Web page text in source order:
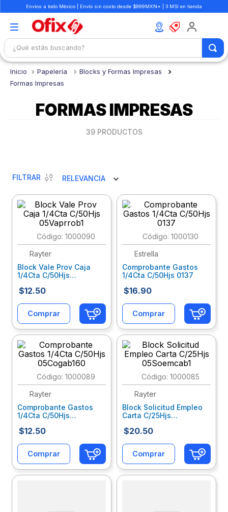
Envíos a todo México | Envío sin costo desde $999MXN* | 3 MSI en tienda
¿Qué estás buscando?
Papelería
Blocks y Formas Impresas
Formas Impresas
FORMAS IMPRESAS
39 PRODUCTOS
FILTRAR RELEVANCIA
: 1000090
Rayter
Block Vale Prov Caja
1/4Cta C/50Hjs
$12.50
Comprar
: 1000130
Estrella
Comprobante Gastos
1/4Cta C/50Hjs 0137
$16.90
Comprar
: 1000089
Rayter
Comprobante Gastos
1/4Cta C/50Hjs
$12.50
Comprar
: 1000085
Rayter
Block Solicitud Empleo
Carta C/25Hjs
$20.50
Comprar
TÉRMINOS MÁS BUSCADOS
1.
mochilas
libretas
6.
boligrafo
8.
sacapuntas
lapiz
10. escolar